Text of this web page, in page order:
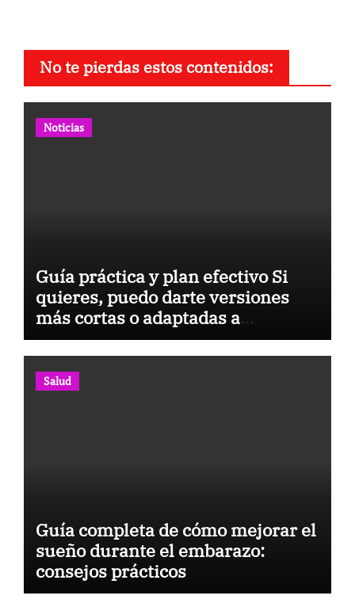
No te pierdas estos contenidos:
Noticias
Guía práctica y plan efectivo Si
quieres, puedo darte versiones
más cortas o adaptadas a
Facebook, Google o meta title
Salud
Guía completa de cómo mejorar el
sueño durante el embarazo:
consejos prácticos